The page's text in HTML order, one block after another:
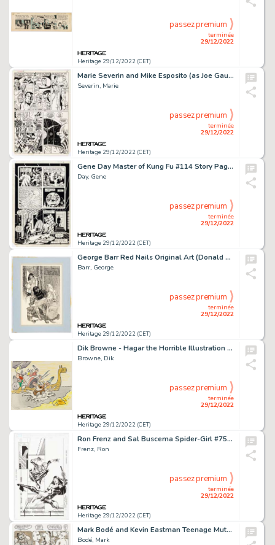
Heritage 29/12/2022 (CET)
terminée
29/12/2022
passez premium
Marie Severin and Mike Esposito (as Joe Gaudioso) Sub-Mariner #18 Story Page 11 Original Art (Marvel, 1969)....
Severin, Marie
Heritage 29/12/2022 (CET)
terminée
29/12/2022
passez premium
Gene Day Master of Kung Fu #114 Story Page 14 Original Art (Marvel, 1982)....
Day, Gene
Heritage 29/12/2022 (CET)
terminée
29/12/2022
passez premium
George Barr Red Nails Original Art (Donald M. Grant/Gnome Press, 1975)....
Barr, George
Heritage 29/12/2022 (CET)
terminée
29/12/2022
passez premium
Dik Browne - Hagar the Horrible Illustration Original Art (undated)....
Browne, Dik
Heritage 29/12/2022 (CET)
terminée
29/12/2022
passez premium
Ron Frenz and Sal Buscema Spider-Girl #75 Story Page 3 Original Art (Marvel, 2004)....
Frenz, Ron
Heritage 29/12/2022 (CET)
terminée
29/12/2022
passez premium
Mark Bodé and Kevin Eastman Teenage Mutant Ninja Turtles #18 Story Page 24 Original Art (Mirage, 1989)....
Bodé, Mark